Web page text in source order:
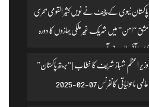
پاکستان نیوی کے چیف نے نویں کثیر القومی بحری
مشق “امن” میں شریک غیر ملکی جہازوں کا دورہ
کیا۔ | آئی ایس پی آر
وزیرِ اعظم شہباز شریف کا خطاب | “بریتھ پاکستان”
عالمی ماحولیاتی کانفرنس 07-02-2025